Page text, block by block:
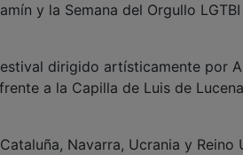
y la Semana del Orgullo
dirigido artísticamente por
a la Capilla de Luis de
Navarra, Ucrania y Reino